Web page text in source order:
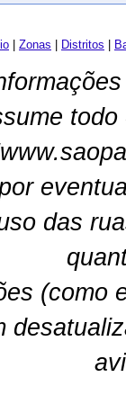
Zonas Distritos
das
(como